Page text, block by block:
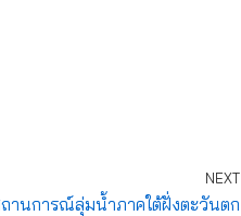
NEXT
านการณ์ลุ่มน้ำภาคใต้ฝั่งตะวันตก